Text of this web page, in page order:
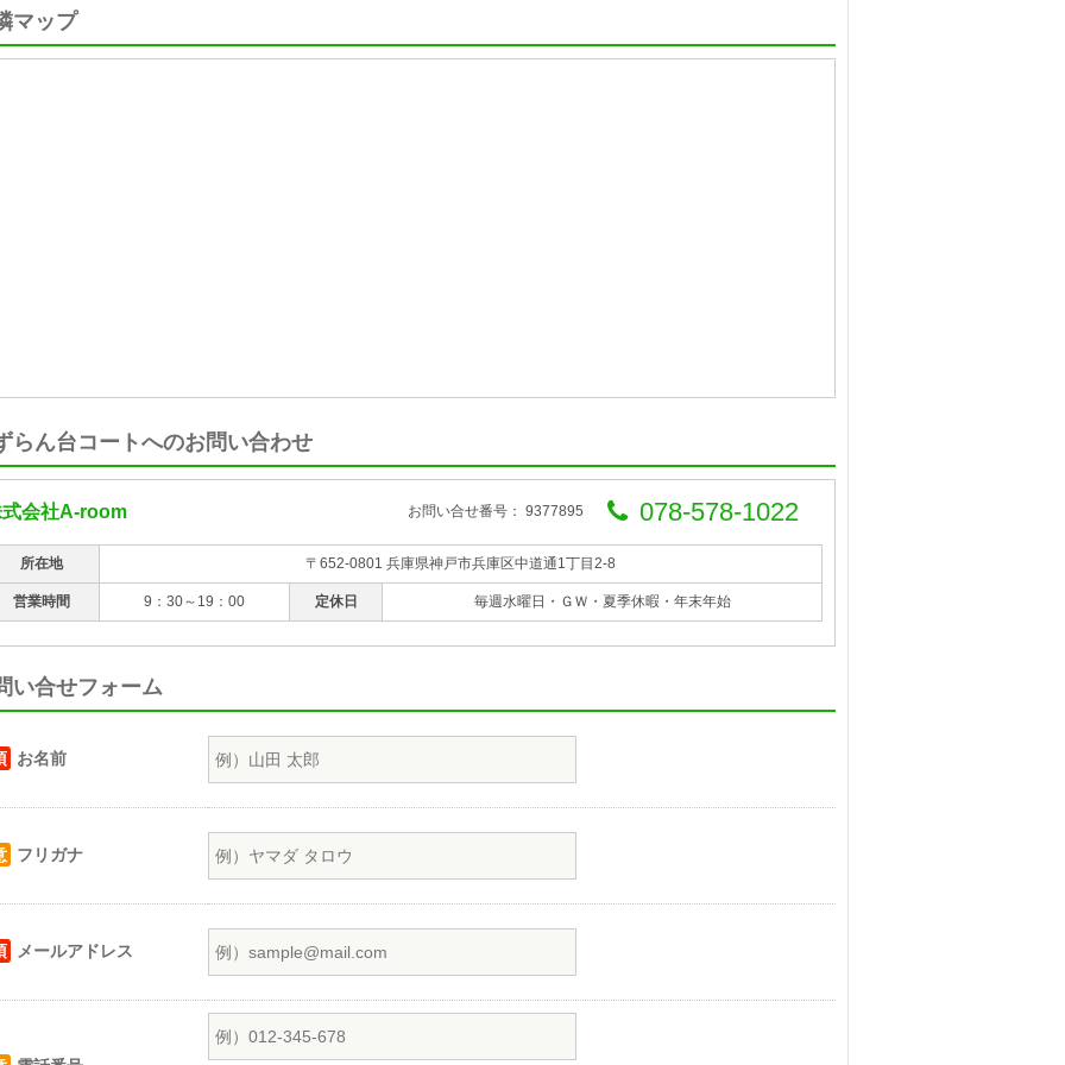
マップ
らん台コートへのお問い合わせ
会社A-room 078-578-1022
お問い合せ番号： 9377895
所在地 〒652-0801 兵庫県神戸市兵庫区中道通1丁目2-8
営業時間 9：30～19：00 定休日 毎週水曜日・ＧＷ・夏季休暇・年末年始
い合せフォーム
お名前
フリガナ
メールアドレス